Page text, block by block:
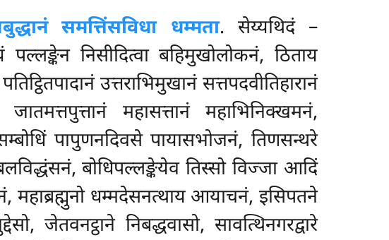
समत्तिंसविधा धम्मता. सेय्यथिदं –
निसीदित्वा बहिमुखोलोकनं, ठिताय
उत्तराभिमुखानंसत्तपदवीतिहारानं
महासत्तानं महाभिनिक्खमनं,
पापुणनदिवसे पायासभोजनं, तिणसन्थरे
बोधिपल्लङ्केयेव तिस्सो विज्जा आदिं
महाब्रह्मुनो धम्मदेसनत्थाय आयाचनं, इसिपतने
जेतवनट्ठाने निबद्धवासो, सावत्थिनगरद्वारे